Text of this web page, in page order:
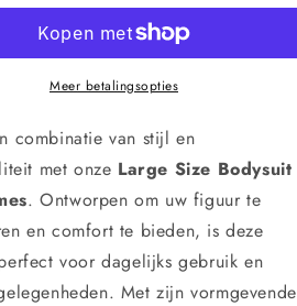
voor
Dames
–
One-
met
Taille,
Heup-
Buikcorrectie
Meer betalingsopties
combinatie van stijl en
met onze Large Size Bodysuit
. Ontworpen om uw figuur te
en comfort te bieden, is deze
voor dagelijks gebruik en
Met zijn vormgevende